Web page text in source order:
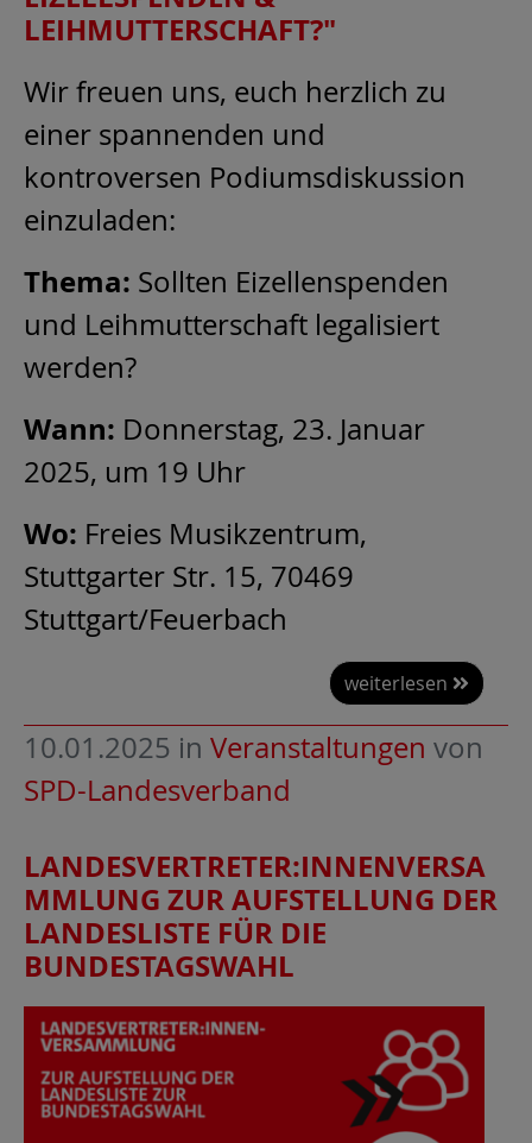
LEIHMUTTERSCHAFT?"
Wir freuen uns, euch herzlich zu
einer spannenden und
kontroversen Podiumsdiskussion
einzuladen:
Thema: Sollten Eizellenspenden
und Leihmutterschaft legalisiert
werden?
Wann: Donnerstag, 23. Januar
2025, um 19 Uhr
Wo: Freies Musikzentrum,
Stuttgarter Str. 15, 70469
Stuttgart/Feuerbach
weiterlesen
10.01.2025 in Veranstaltungen von
SPD-Landesverband
LANDESVERTRETER:INNENVERSA
MMLUNG ZUR AUFSTELLUNG DER
LANDESLISTE FÜR DIE
BUNDESTAGSWAHL